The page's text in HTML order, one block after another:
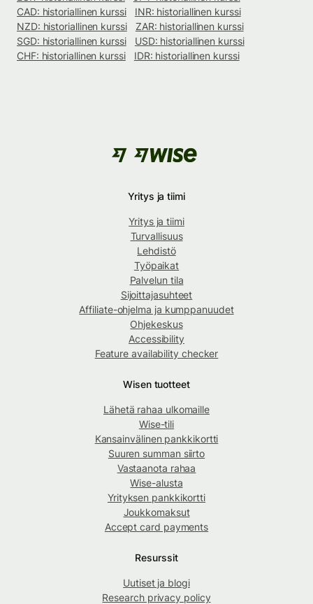
CAD: historiallinen kurssi
INR: historiallinen kurssi
NZD: historiallinen kurssi
ZAR: historiallinen kurssi
SGD: historiallinen kurssi
USD: historiallinen kurssi
CHF: historiallinen kurssi
IDR: historiallinen kurssi
Yritys ja tiimi
Yritys ja tiimi
Turvallisuus
Lehdistö
Työpaikat
Palvelun tila
Sijoittajasuhteet
Affiliate-ohjelma ja kumppanuudet
Ohjekeskus
Accessibility
Feature availability checker
Wisen tuotteet
Lähetä rahaa ulkomaille
Wise-tili
Kansainvälinen pankkikortti
Suuren summan siirto
Vastaanota rahaa
Wise-alusta
Yrityksen pankkikortti
Joukkomaksut
Accept card payments
Resurssit
Uutiset ja blogi
Research privacy policy